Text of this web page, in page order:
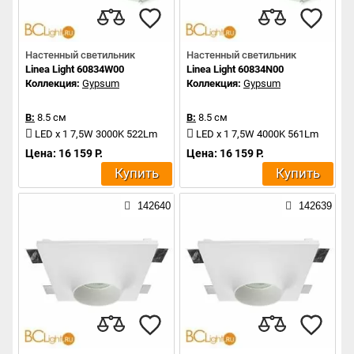
Настенный светильник
Linea Light 60834W00
Коллекция: Gypsum
В: 8.5 см
LED x 1 7,5W 3000K 522Lm
Цена: 16 159 Р.
Купить
Настенный светильник
Linea Light 60834N00
Коллекция: Gypsum
В: 8.5 см
LED x 1 7,5W 4000K 561Lm
Цена: 16 159 Р.
Купить
142640 142639